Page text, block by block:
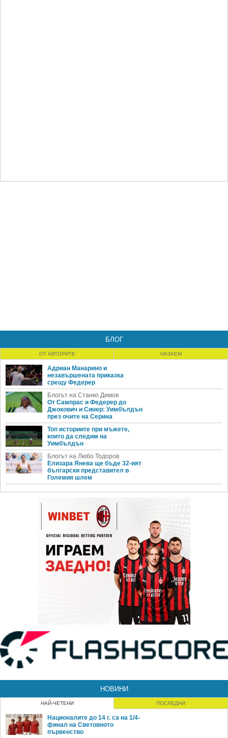
БЛОГ
ОТ АВТОРИТЕ НАЗАЕМ
Адриан Манарино и
незавършената приказка
срещу Федерер
Блогът на Станко Димов
От Сампрас и Федерер до
Джокович и Синер: Уимбълдън
през очите на Серина
Топ историите при мъжете,
които да следим на
Уимбълдън
Блогът на Любо Тодоров
Елизара Янева ще бъде 32-ият
български представител в
Големия шлем
НОВИНИ
НАЙ-ЧЕТЕНИ ПОСЛЕДНИ
Националите до 14 г. са на 1/4-
финал на Световното
първенство